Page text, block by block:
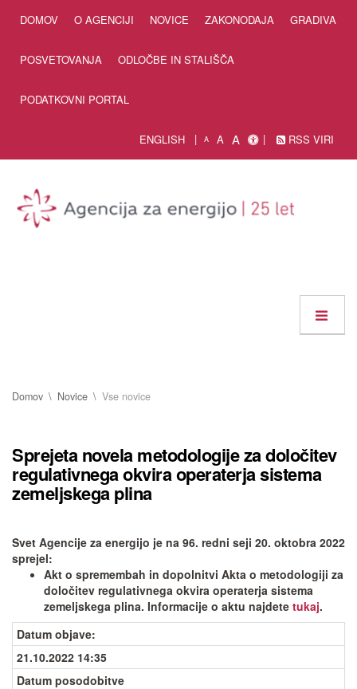
DOMOV O AGENCIJI NOVICE ZAKONODAJA GRADIVA
POSVETOVANJA ODLOČBE IN STALIŠČA
PODATKOVNI PORTAL
ENGLISH A A A RSS VIRI
Domov Novice Vse novice
Sprejeta novela metodologije za določitev
regulativnega okvira operaterja sistema
zemeljskega plina
Svet Agencije za energijo je na 96. redni seji 20. oktobra 2022
sprejel:
Akt o spremembah in dopolnitvi Akta o metodologiji za
določitev regulativnega okvira operaterja sistema
zemeljskega plina. Informacije o aktu najdete tukaj.
Datum objave:
21.10.2022 14:35
Datum posodobitve